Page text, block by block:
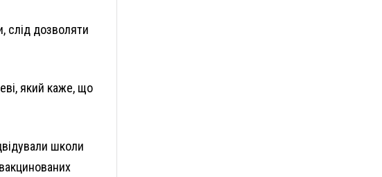
слід дозволяти
який каже, що
школи